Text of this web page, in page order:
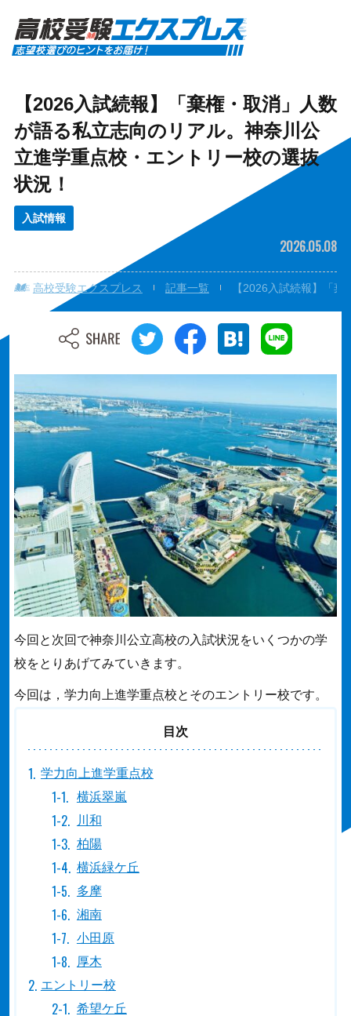
【2026入試続報】「棄権・取消」人数
が語る私立志向のリアル。神奈川公
立進学重点校・エントリー校の選抜
状況！
入試情報
2026.05.08
高校受験エクスプレス 記事一覧 【2026入試続報】「
今回と次回で神奈川公立高校の入試状況をいくつかの学
校をとりあげてみていきます。
今回は，学力向上進学重点校とそのエントリー校です。
目次
学力向上進学重点校
横浜翠嵐
川和
柏陽
横浜緑ケ丘
多摩
湘南
小田原
厚木
エントリー校
希望ケ丘